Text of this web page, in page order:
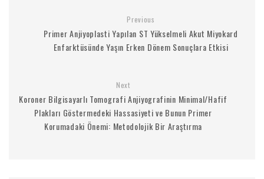
Previous
Primer Anjiyoplasti Yapılan ST Yükselmeli Akut Miyokard
Enfarktüsünde Yaşın Erken Dönem Sonuçlara Etkisi
Next
Koroner Bilgisayarlı Tomografi Anjiyografinin Minimal/Hafif
Plakları Göstermedeki Hassasiyeti ve Bunun Primer
Korumadaki Önemi: Metodolojik Bir Araştırma